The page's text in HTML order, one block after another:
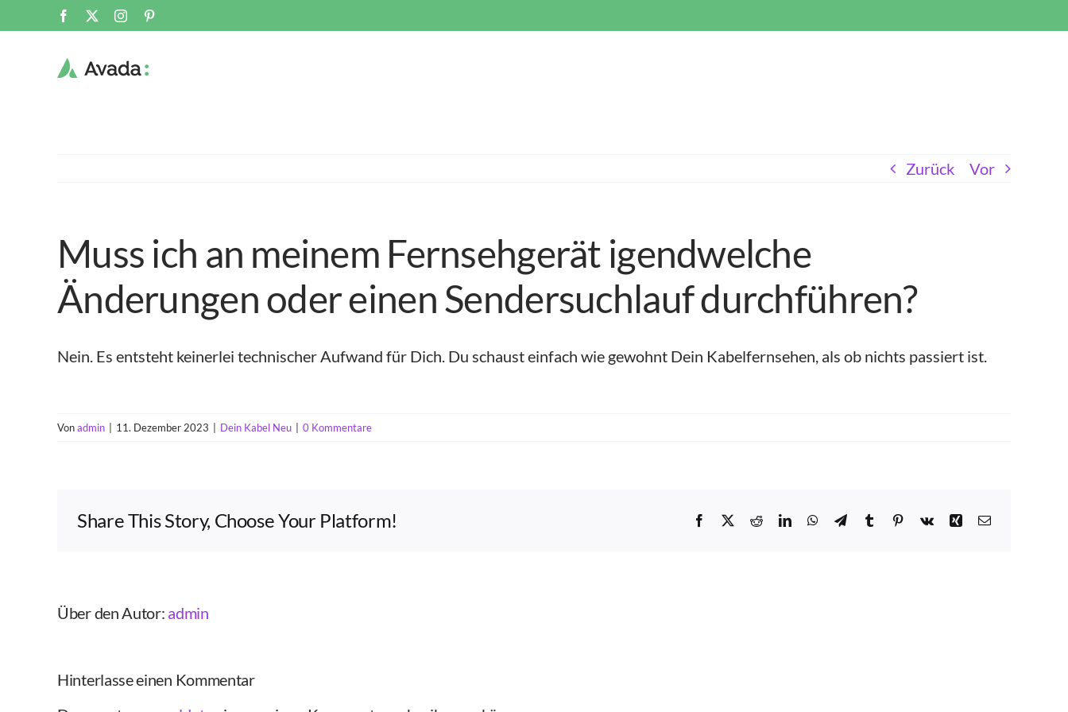
Inhalt
Facebook Instagram
Zurück Vor
Muss ich an meinem Fernsehgerät igendwelche
Änderungen oder einen Sendersuchlauf durchführen?
Nein. Es entsteht keinerlei technischer Aufwand für Dich. Du schaust einfach wie gewohnt Dein Kabelfernsehen, als ob nichts passiert ist.
Vonadmin 11. Dezember 2023 Dein Kabel Neu 0 Kommentare
Share This Story, Choose Your Platform! Facebook RedditLinkedInWhatsApp
TelegramTumblr Pinterest
Vk Xing E-
Über den Autor: admin
Hinterlasse einen Kommentar